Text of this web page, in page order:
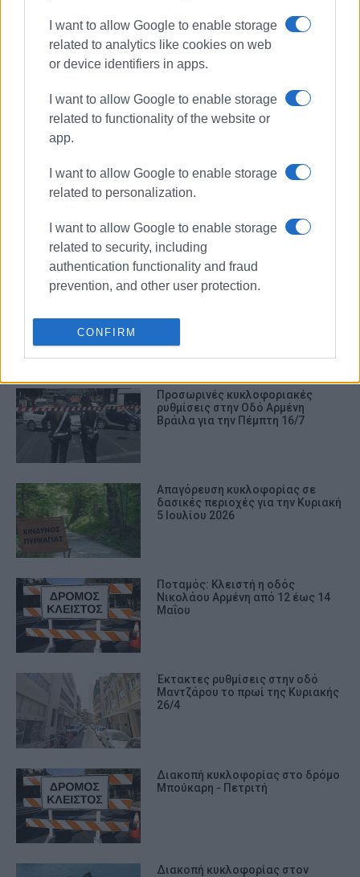
I want to allow Google to enable storage
related to analytics like cookies on web
or device identifiers in apps.
I want to allow Google to enable storage
related to functionality of the website or
app.
I want to allow Google to enable storage
related to personalization.
I want to allow Google to enable storage
related to security, including
authentication functionality and fraud
prevention, and other user protection.
CONFIRM
ΑΠΑΓΟΡΕΥΣΗ ΚΥΚΛΟΦΟΡΙΑΣ
ρυθμίσεις στην Κέρκυρα για το
διήμερο 10 και 11 Αυγούστου
Προσωρινές κυκλοφοριακές
ρυθμίσεις στην Οδό Αρμένη
Βράιλα για την Πέμπτη 16/7
Απαγόρευση κυκλοφορίας σε
δασικές περιοχές για την Κυριακή
5 Ιουλίου 2026
Ποταμός: Κλειστή η οδός
Νικολάου Αρμένη από 12 έως 14
Μαΐου
Έκτακτες ρυθμίσεις στην οδό
Μαντζάρου το πρωί της Κυριακής
26/4
Διακοπή κυκλοφορίας στο δρόμο
Μπούκαρη - Πετριτή
Διακοπή κυκλοφορίας στον